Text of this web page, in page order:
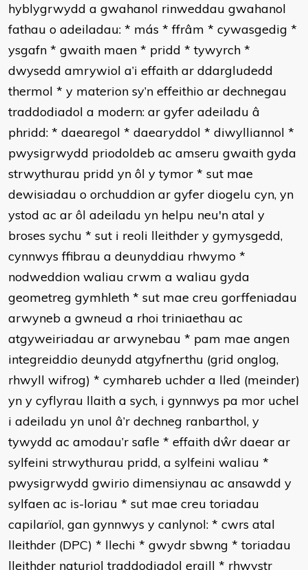
hyblygrwydd a gwahanol rinweddau gwahanol
fathau o adeiladau: * más *ffrâm * cywasgedig *
ysgafn * gwaith maen * pridd *tywyrch *
dwysedd amrywiol a’i effaith ar ddargludedd
thermol * y materion sy’n effeithio ar dechnegau
traddodiadol a modern: ar gyfer adeiladu â
phridd: * daearegol * daearyddol * diwylliannol *
pwysigrwydd priodoldeb ac amseru gwaith gyda
strwythurau pridd yn ôl y tymor * sut mae
dewisiadau o orchuddion ar gyfer diogelu cyn, yn
ystod ac ar ôl adeiladu yn helpu neu'n atal y
broses sychu * sut i reoli lleithder y gymysgedd,
cynnwys ffibrau a deunyddiau rhwymo *
nodweddion waliau crwm a waliau gyda
geometreg gymhleth * sut mae creu gorffeniadau
arwyneb a gwneud a rhoi triniaethau ac
atgyweiriadau ar arwynebau * pam mae angen
integreiddio deunydd atgyfnerthu (grid onglog,
rhwyll wifrog) * cymhareb uchder a lled (meinder)
yn y cyflyrau llaith a sych, i gynnwys pa mor uchel
i adeiladu yn unol â’r dechneg ranbarthol, y
tywydd ac amodau’r safle * effaith dŵr daear ar
sylfeini strwythurau pridd, a sylfeini waliau *
pwysigrwydd gwirio dimensiynau ac ansawdd y
sylfaen ac is-loriau * sut mae creu toriadau
capilarïol, gan gynnwys y canlynol: * cwrs atal
lleithder (DPC) * llechi * gwydr sbwng *toriadau
lleithder naturiol traddodiadol eraill * rhwystr